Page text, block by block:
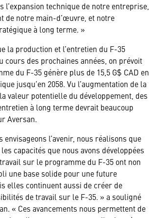
l’expansion technique de notre entreprise,
de notre main-d’œuvre, et notre
à long terme. »
la production et l’entretien du F-35
cours des prochaines années, on prévoit
du F-35 génère plus de 15,5 G$ CAD en
jusqu’en 2058. Vu l’augmentation de la
valeur potentielle du développement, des
à long terme devrait beaucoup
Aversan.
envisageons l’avenir, nous réalisons que
capacités que nous avons développées
sur le programme du F-35 ont non
une base solide pour une future
elles continuent aussi de créer de
de travail sur le F-35. » a souligné
« Ces avancements nous permettent de